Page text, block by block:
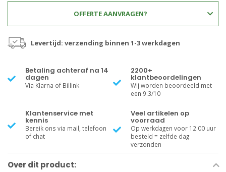
OFFERTE AANVRAGEN?
Levertijd: verzending binnen 1-3 werkdagen
Betaling achteraf na 14
dagen
Via Klarna of Billink
2200+
klantbeoordelingen
Wij worden beoordeeld met
een 9.3/10
Klantenservice met
kennis
Bereik ons via mail, telefoon
of chat
Veel artikelen op
voorraad
Op werkdagen voor 12.00 uur
besteld = zelfde dag
verzonden
Over dit product: